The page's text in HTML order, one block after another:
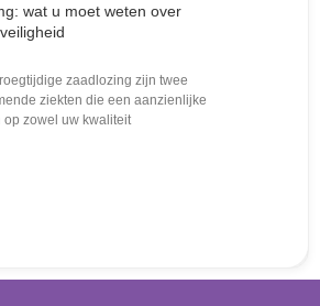
wat u moet weten over
zaadlozing zijn twee
ziekten die een aanzienlijke
zowel uw kwaliteit